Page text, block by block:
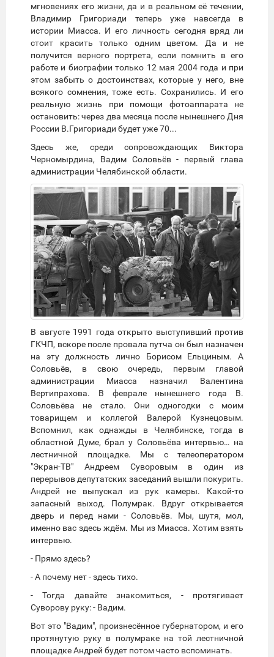
мгновениях его жизни, да и в реальном её течении,
Владимир Григориади теперь уже навсегда в
истории Миасса. И его личность сегодня вряд ли
стоит красить только одним цветом. Да и не
получится верного портрета, если помнить в его
работе и биографии только 12 мая 2004 года и при
этом забыть о достоинствах, которые у него, вне
всякого сомнения, тоже есть. Сохранились. И его
реальную жизнь при помощи фотоаппарата не
остановить: через два месяца после нынешнего Дня
России В.Григориади будет уже 70...
Здесь же, среди сопровождающих Виктора
Черномырдина, Вадим Соловьёв - первый глава
администрации Челябинской области.
В августе 1991 года открыто выступивший против
ГКЧП, вскоре после провала путча он был назначен
на эту должность лично Борисом Ельциным. А
Соловьёв, в свою очередь, первым главой
администрации Миасса назначил Валентина
Вертипрахова. В феврале нынешнего года В.
Соловьёва не стало. Они одногодки с моим
товарищем и коллегой Валерой Кузнецовым.
Вспомнил, как однажды в Челябинске, тогда в
областной Думе, брал у Соловьёва интервью… на
лестничной площадке. Мы с телеоператором
"Экран-ТВ" Андреем Суворовым в один из
перерывов депутатских заседаний вышли покурить.
Андрей не выпускал из рук камеры. Какой-то
запасный выход. Полумрак. Вдруг открывается
дверь и перед нами - Соловьёв. Мы, шутя, мол,
именно вас здесь ждём. Мы из Миасса. Хотим взять
интервью.
- Прямо здесь?
- А почему нет - здесь тихо.
- Тогда давайте знакомиться, - протягивает
Суворову руку: - Вадим.
Вот это "Вадим", произнесённое губернатором, и его
протянутую руку в полумраке на той лестничной
площадке Андрей будет потом часто вспоминать.